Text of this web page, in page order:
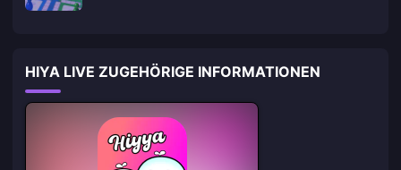
HIYA LIVE ZUGEHÖRIGE INFORMATIONEN